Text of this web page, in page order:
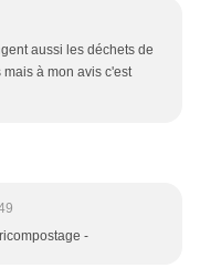
aussi les déchets de
à mon avis c'est
-